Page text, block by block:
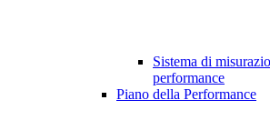
Sistema di
performance
Piano della Performance